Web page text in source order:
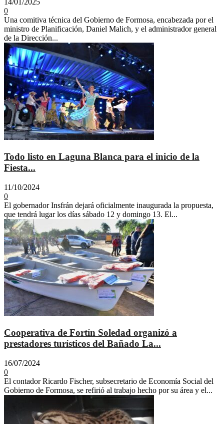
14/01/2025
0
Una comitiva técnica del Gobierno de Formosa, encabezada por el
ministro de Planificación, Daniel Malich, y el administrador general
de la Dirección...
Todo listo en Laguna Blanca para el inicio de la
Fiesta...
11/10/2024
0
El gobernador Insfrán dejará oficialmente inaugurada la propuesta,
que tendrá lugar los días sábado 12 y domingo 13. El...
Cooperativa de Fortín Soledad organizó a
prestadores turísticos del Bañado La...
16/07/2024
0
El contador Ricardo Fischer, subsecretario de Economía Social del
Gobierno de Formosa, se refirió al trabajo hecho por su área y el...